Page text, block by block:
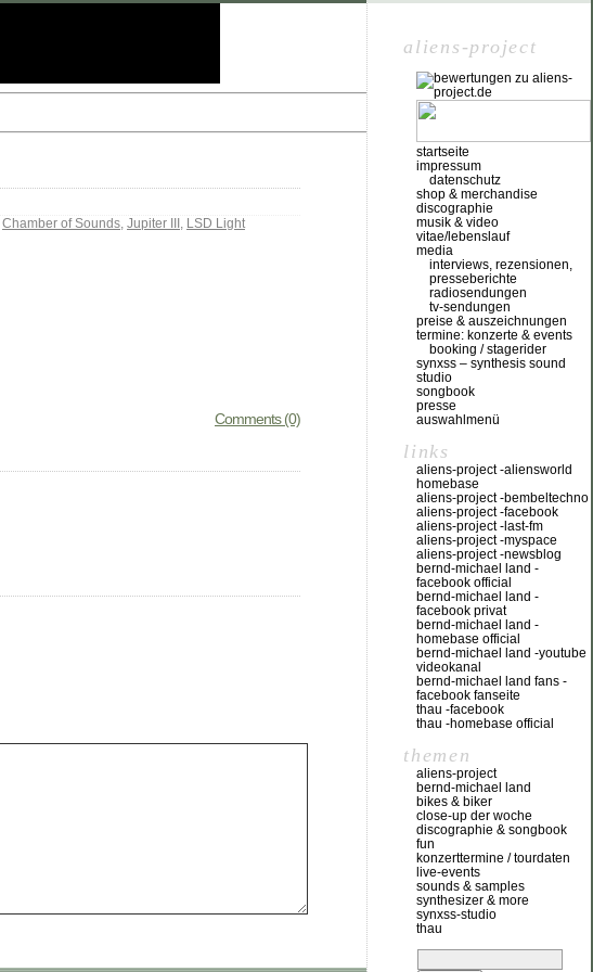
Chamber of Sounds, Jupiter III , LSD Light
Comments (0)
aliens-project
startseite
impressum
datenschutz
shop & merchandise
discographie
musik & video
vitae/lebenslauf
media
interviews, rezensionen,
presseberichte
radiosendungen
tv-sendungen
preise & auszeichnungen
termine: konzerte & events
booking / stagerider
synxss – synthesis sound
studio
songbook
presse
auswahlmenü
links
aliens-project -aliensworld
homebase
aliens-project -bembeltechno
aliens-project -facebook
aliens-project -last-fm
aliens-project -myspace
aliens-project -newsblog
bernd-michael land -
facebook official
bernd-michael land -
facebook privat
bernd-michael land -
homebase official
bernd-michael land -youtube
videokanal
bernd-michael land fans -
facebook fanseite
thau -facebook
thau -homebase official
themen
aliens-project
bernd-michael land
bikes & biker
close-up der woche
discographie & songbook
fun
konzerttermine / tourdaten
live-events
sounds & samples
synthesizer & more
synxss-studio
thau